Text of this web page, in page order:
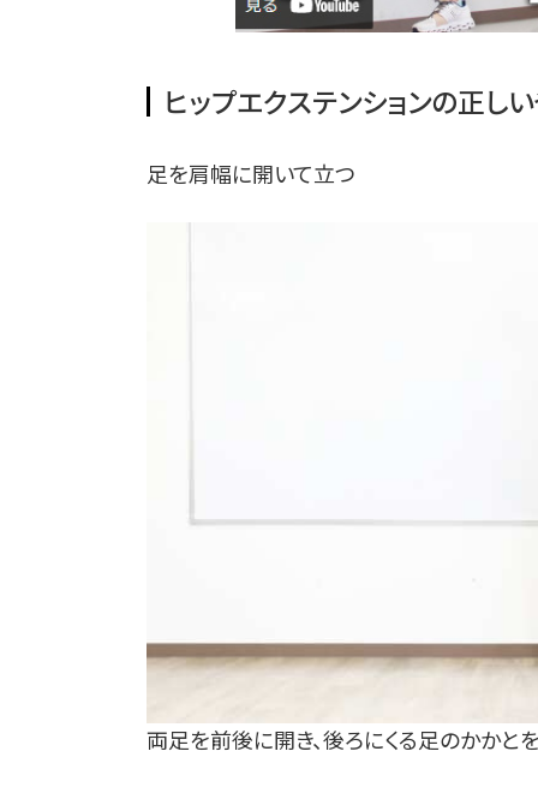
ヒップエクステンションの正し
足を肩幅に開いて立つ
両足を前後に開き、後ろにくる足のかかと